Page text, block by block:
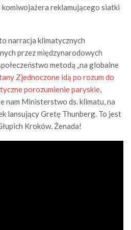
reklamującego siatki
narracja klimatycznych
przez międzynarodowych
metodą „na globalne
Zjednoczone idą po rozum do
porozumienie paryskie,
nam Ministerstwo ds. klimatu, na
lansujący Gretę Thunberg. To jest
Kroków. Żenada!